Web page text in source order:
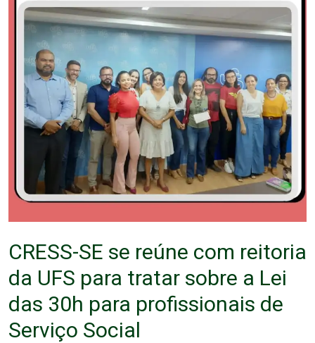
CRESS-SE se reúne com reitoria
da UFS para tratar sobre a Lei
das 30h para profissionais de
Serviço Social